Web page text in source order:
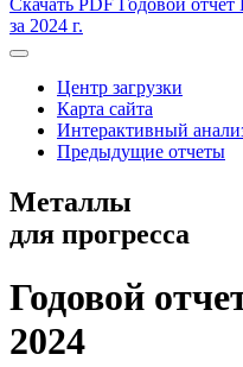
Скачать PDF Годовой
за 2024 г.
Центр загрузки
Карта сайта
Интерактивный
Предыдущие отчеты
Металлы
для прогресса
Годовой
2024